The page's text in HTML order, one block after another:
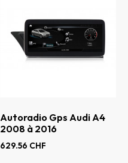
Autoradio Gps Audi A4
2008 à 2016
629.56 CHF